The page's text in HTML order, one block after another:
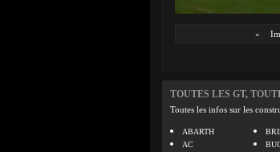
«
TOUTES LES GT,
Toutes les infos sur les
ABARTH
AC